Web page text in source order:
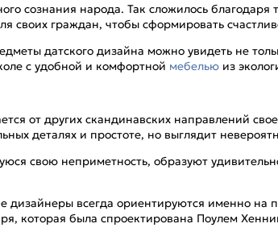
сознания народа. Так сложилось благодаря
граждан, чтобы сформировать
датского дизайна можно увидеть не
с удобной и комфортной мебелью из
от других скандинавских направлений
деталях и простоте, но выглядит
свою неприметность, образуют
дизайнеры всегда ориентируются именно
которая была спроектирована Поулем